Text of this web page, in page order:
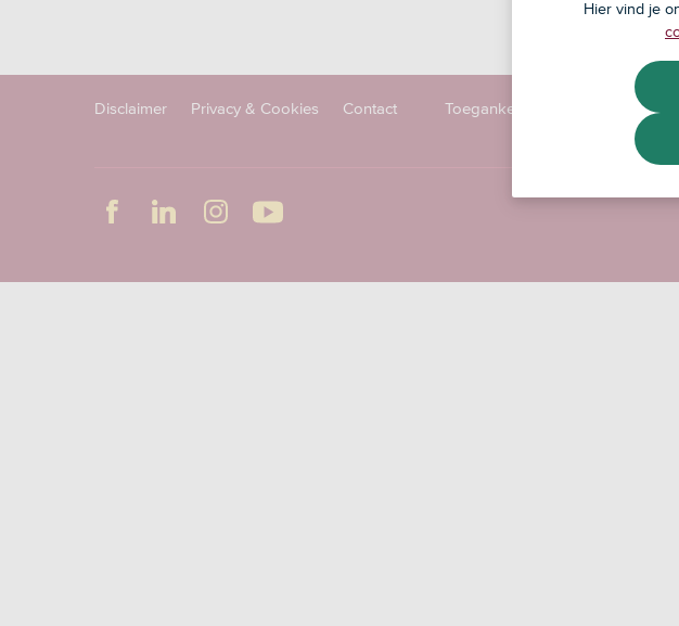
Disclaimer Privacy & Cookies Contact Toegankelijkheid Cookies
Hier vind je